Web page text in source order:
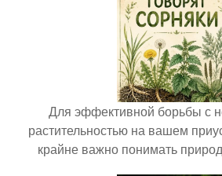
Для эффективной борьбы с
растительностью на вашем
крайне важно понимать